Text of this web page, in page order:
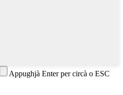
Appughjà Enter per circà o ESC